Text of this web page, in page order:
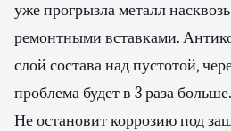
уже прогрызла металл
ремонтными вставками.
слой состава над пустотой,
проблема будет в 3 раза больше.
Не остановит коррозию под